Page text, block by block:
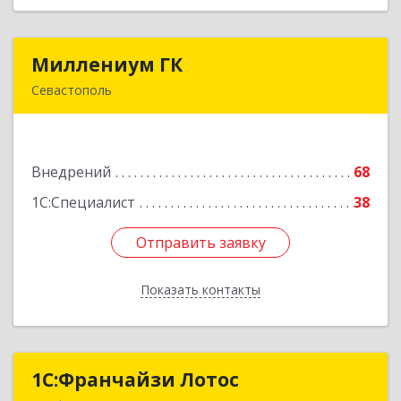
Миллениум ГК
Севастополь
Внедрений
68
1С:Специалист
38
Отправить заявку
Показать контакты
Подробнее
Отправить заявку
Назад
1С:Франчайзи Лотос1С:Франчайзи Лотос